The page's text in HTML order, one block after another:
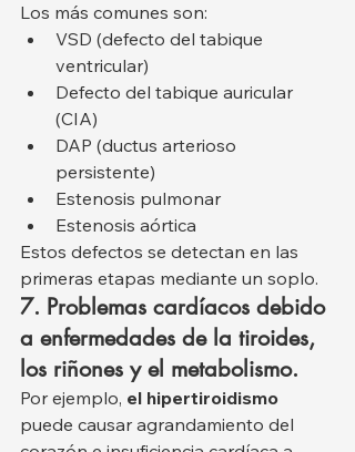
Los más comunes son:
VSD (defecto del tabique
ventricular)
Defecto del tabique auricular
(CIA)
DAP (ductus arterioso
persistente)
Estenosis pulmonar
Estenosis aórtica
Estos defectos se detectan en las
primeras etapas mediante un soplo.
7. Problemas cardíacos debido
a enfermedades de la tiroides,
los riñones y el metabolismo.
Por ejemplo, el hipertiroidismo
puede causar agrandamiento del